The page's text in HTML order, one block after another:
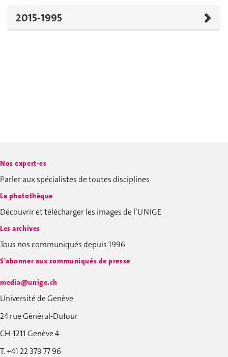
2015-1995
Nos expert-es
Parler aux spécialistes de toutes disciplines
La photothèque
Découvrir et télécharger les images de l’UNIGE
Les archives
Tous nos communiqués depuis 1996
S'abonner aux communiqués de presse
media@unige.ch
Université de Genève
24 rue Général-Dufour
CH-1211 Genève 4
T. +41 22 379 77 96